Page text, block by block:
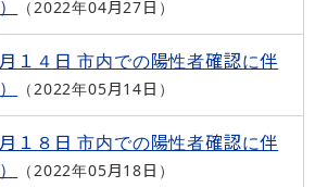
2022年04月27日
１４日 市内での陽性者確認に伴
2022年05月14日
１８日 市内での陽性者確認に伴
2022年05月18日